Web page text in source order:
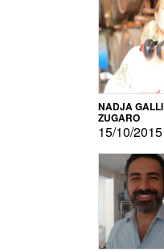
NADJA GALLI
ZUGARO
15/10/2015